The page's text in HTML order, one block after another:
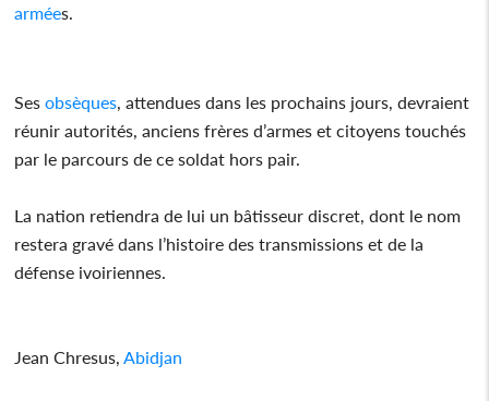
armées.
Sesobsèques , attendues dans les prochains jours, devraient
réunir autorités, anciens frères d’armes et citoyens touchés
par le parcours de ce soldat hors pair.
La nation retiendra de lui un bâtisseur discret, dont le nom
restera gravé dans l’histoire des transmissions et de la
défense ivoiriennes.
Jean Chresus, Abidjan